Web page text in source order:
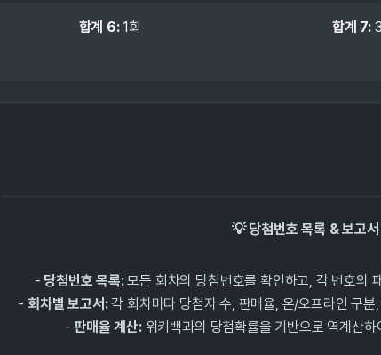
합계 6: 1회 합계 7: 3
💡 당첨번호 목록 & 보고
- 당첨번호 목록:모든 회차의 당첨번호를 확인하고, 각 번호의
-회차별 보고서:각 회차마다 당첨자 수, 판매율, 온/오프라인 구
-판매율 계산:위키백과의 당첨확률을 기반으로 역계산